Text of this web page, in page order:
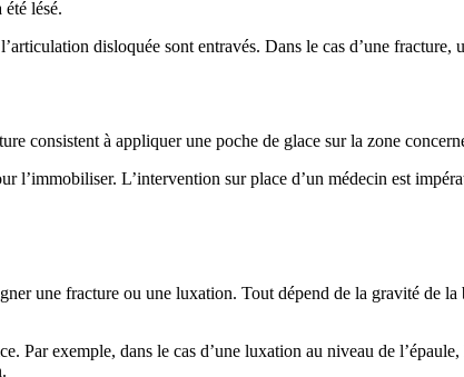
lésé.
disloquée sont entravés. Dans le cas d’une
consistent à appliquer une poche de glace sur la zone
l’immobiliser. L’intervention sur place d’un médecin est
une fracture ou une luxation. Tout dépend de la gravité de
Par exemple, dans le cas d’une luxation au niveau de